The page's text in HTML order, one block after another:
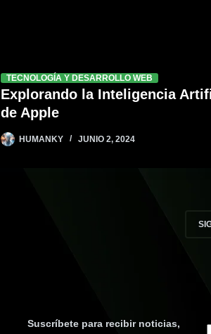
TECNOLOGÍA Y DESARROLLO WEB
Explorando la Inteligencia
de Apple
HUMANKY JUNIO 2, 2024
Suscríbete para recibir noticias,